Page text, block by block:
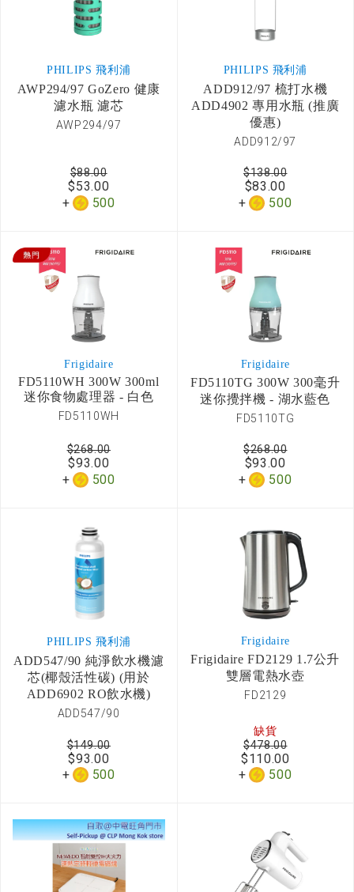
PHILIPS 飛利浦
AWP294/97 GoZero 健康
濾水瓶 濾芯
AWP294/97
$53.00
500
$88.00
PHILIPS 飛利浦
ADD912/97 梳打水機
ADD4902 專用水瓶 (推廣
優惠)
ADD912/97
$83.00
500
$138.00
Frigidaire
FD5110WH 300W 300ml
迷你食物處理器 - 白色
FD5110WH
$93.00
500
$268.00
Frigidaire
FD5110TG 300W 300毫升
迷你攪拌機 - 湖水藍色
FD5110TG
$93.00
500
$268.00
PHILIPS 飛利浦
ADD547/90 純淨飲水機濾
芯(椰殼活性碳) (用於
ADD6902 RO飲水機)
ADD547/90
$93.00
500
$149.00
Frigidaire
Frigidaire FD2129 1.7公升
雙層電熱水壺
FD2129
缺貨
$110.00
500
$478.00